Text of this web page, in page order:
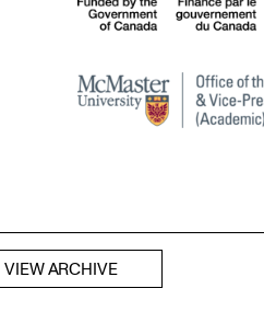
VIEW ARCHIVE